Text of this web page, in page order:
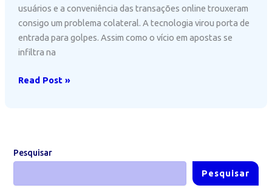
usuários e a conveniência das transações online trouxeram
consigo um problema colateral. A tecnologia virou porta de
entrada para golpes. Assim como o vício em apostas se
infiltra na
Prejuízo
21%
Read Post »
Pesquisar
Pesquisar